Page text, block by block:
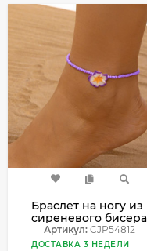
Браслет на ногу из
сиреневого бисера
с ракушкой
CJP54812
Артикул: CJP54812
ДОСТАВКА 3 НЕДЕЛИ